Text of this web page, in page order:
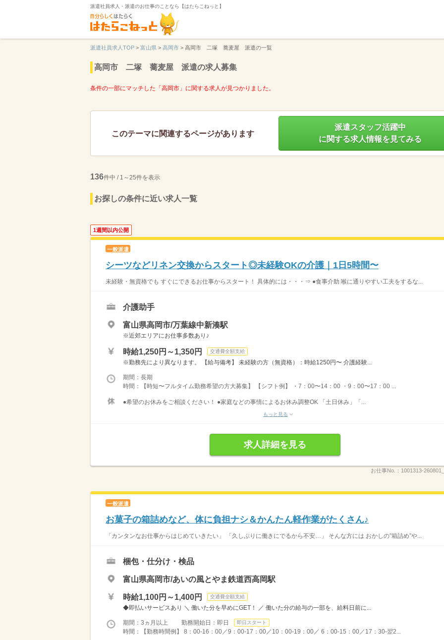
派遣社員求人・派遣のお仕事のことなら【はたらこねっと】
派遣社員求人TOP > 富山県 > 高岡市 > 高岡市 二塚 蕎麦屋 派遣の一覧
高岡市 二塚 蕎麦屋 派遣の求人募集
条件の一部にマッチした「高岡市」に関する求人が見つかりました。
このテーマに関連するページがあります
派遣スタッフ活躍中
に関する求人情報を見てみる
136件中 / 1～25件を表示
お探しの条件に近い求人一覧
1週間以内公開
一般派遣
シーツなどリネン交換からスタート◎未経験OKの介護｜1日5時間〜
未経験・無資格でも すぐにできるお仕事からスタート！ 具体的には・・・⇒ ●食事介助 喉に通りやすい工夫をするな...
介護助手
富山県高岡市/万葉線中新湊駅
※近郊エリアにお仕事多数あり♪
時給1,250円～1,350円 交通費全額支給
※勤務先により異なります。 【給与備考】 未経験の方（無資格）：時給1250円〜 介護経験...
期間：長期
時間：【時短〜フルタイム勤務希望の方大募集】 【シフト例】 ・7：00〜14：00 ・9：00〜17：00 ...
●希望のお休みをご相談ください！ ●家庭などの事情によるお休み調整OK 「土日休み」「...
もっと見る
求人詳細を見る
お仕事No.： 1001313-
一般派遣
お菓子の箱詰めなど、体に負担ナシ＆かんたん軽作業がたくさん♪
「カンタンなお仕事からはじめていきたい」 「久しぶりに働きにでるから不安…」 そんな方には おかしの”箱詰め”や...
梱包・仕分け・検品
富山県高岡市/あいの風とやま鉄道西高岡駅
時給1,100円～1,400円 交通費全額支給
◆即払いサービスあり ＼ 働いた分を早めにGET！ ／ 働いた分の給与の一部を、給料日前に...
期間：3ヵ月以上 勤務開始日：即日 即日スタート
時間：【勤務時間例】 8：00-16：00／9：00-17：00／10：00-19：00／ 6：00-15：00／17：30-翌2...